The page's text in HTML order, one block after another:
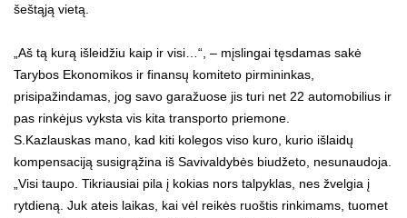
šeštąją vietą.
„Aš tą kurą išleidžiu kaip ir visi…“, – mįslingai tęsdamas sakė
Tarybos Ekonomikos ir finansų komiteto pirmininkas,
prisipažindamas, jog savo garažuose jis turi net 22 automobilius ir
pas rinkėjus vyksta vis kita transporto priemone.
S.Kazlauskas mano, kad kiti kolegos viso kuro, kurio išlaidų
kompensaciją susigrąžina iš Savivaldybės biudžeto, nesunaudoja.
„Visi taupo. Tikriausiai pila į kokias nors talpyklas, nes žvelgia į
rytdieną. Juk ateis laikas, kai vėl reikės ruoštis rinkimams, tuomet